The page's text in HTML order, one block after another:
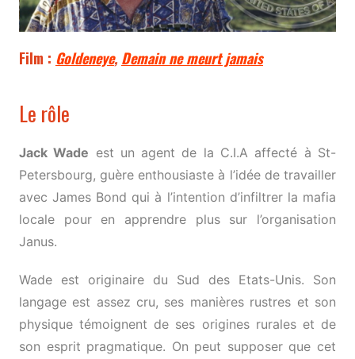
Film : Goldeneye,Demain ne meurt jamais
Le rôle
Jack Wade est un agent de la C.I.A affecté à St-
Petersbourg, guère enthousiaste à l’idée de travailler
avec James Bond qui à l’intention d’infiltrer la mafia
locale pour en apprendre plus sur l’organisation
Janus.
Wade est originaire du Sud des Etats-Unis. Son
langage est assez cru, ses manières rustres et son
physique témoignent de ses origines rurales et de
son esprit pragmatique. On peut supposer que cet